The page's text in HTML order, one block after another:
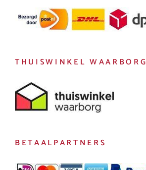
THUISWINKEL WAARBORG
BETAALPARTNERS